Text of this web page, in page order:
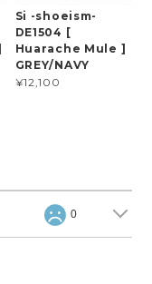
Si -shoeism-
DE1504 [
Huarache Mule ]
GREY/NAVY
¥12,100
0